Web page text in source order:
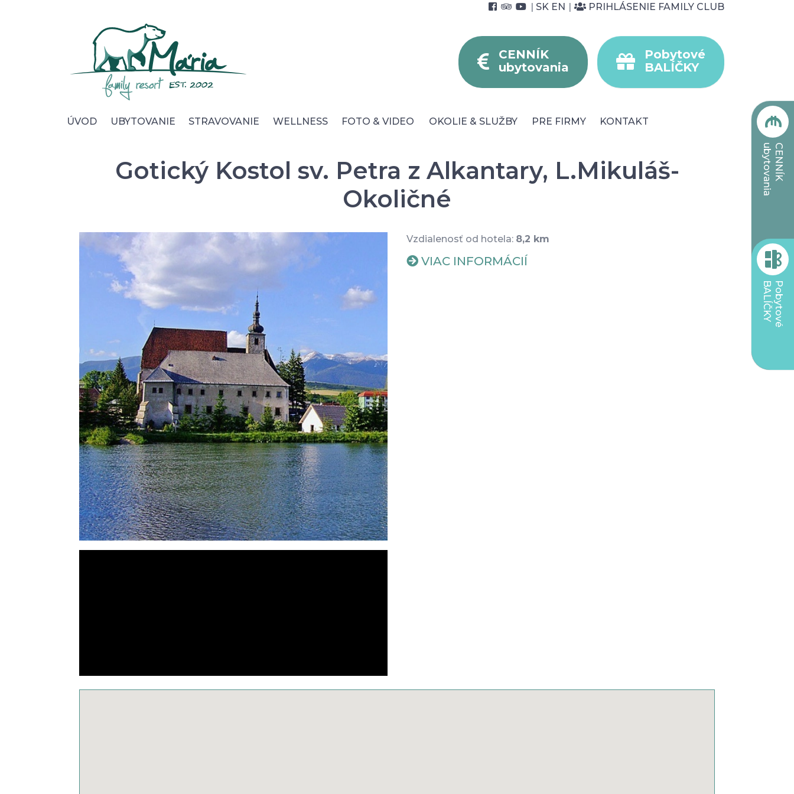
CENNÍK
ubytovania
Pobytové
BALÍČKY
| SK EN | PRIHLÁSENIE FAMILY CLUB
CENNÍK
ubytovania
Pobytové
BALÍČKY
ÚVOD UBYTOVANIE STRAVOVANIE WELLNESS FOTO & VIDEO OKOLIE & SLUŽBY PRE FIRMY KONTAKT
Ubytovanie
Stravovanie
Foto & video
Ochrana osobných údajov Všeobecné obchodné podmienky Blog FaqParkovanie
Gotický Kostol sv. Petra z Alkantary, L.Mikuláš-
Okoličné
Vzdialenosť od hotela: 8,2 km
VIAC INFORMÁCIÍ